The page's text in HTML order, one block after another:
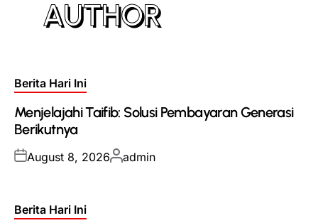
AUTHOR
Posted
Berita Hari Ini
Menjelajahi Taifib: Solusi Pembayaran Generasi
Berikutnya
Posted
August 8, 2026Posted
admin
Posted
Berita Hari Ini